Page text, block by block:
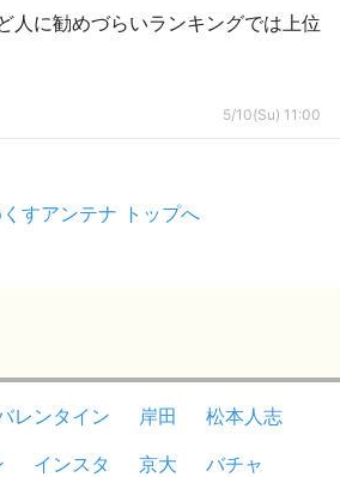
人に勧めづらいランキングでは上位
5/10(Su) 11:00
くすアンテナ トップへ
レンタイン 岸田
松本人志
インスタ 京大
バチャ